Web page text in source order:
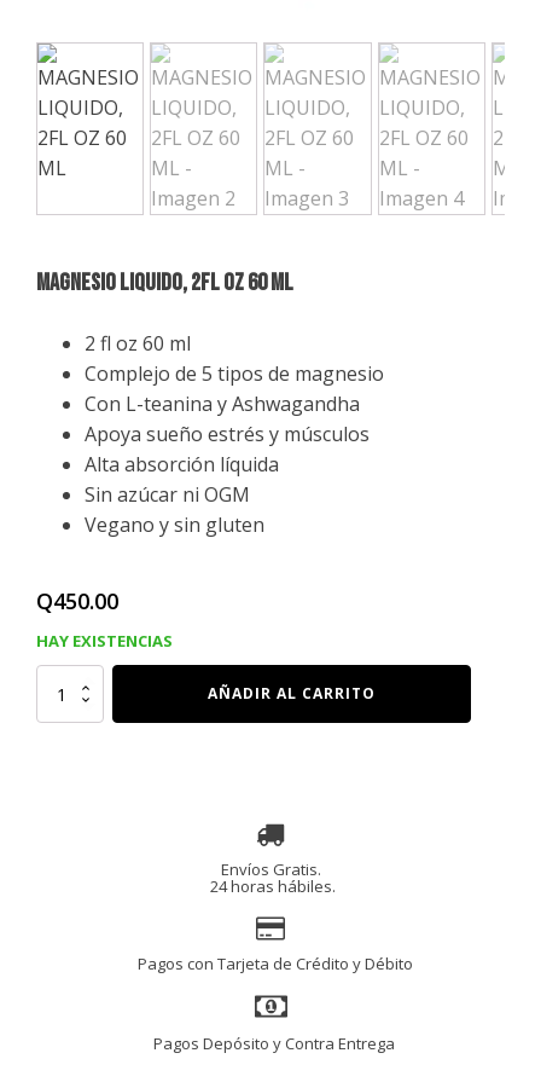
MAGNESIO LIQUIDO, 2FL OZ 60 ML
2 fl oz 60 ml
Complejo de 5 tipos de magnesio
Con L-teanina y Ashwagandha
Apoya sueño estrés y músculos
Alta absorción líquida
Sin azúcar ni OGM
Vegano y sin gluten
Q450.00
HAY EXISTENCIAS
MAGNESIO
LIQUIDO,
OZ
AÑADIR AL CARRITO
Envíos Gratis.
24 horas hábiles.
Pagos con Tarjeta de Crédito y Débito
Pagos Depósito y Contra Entrega